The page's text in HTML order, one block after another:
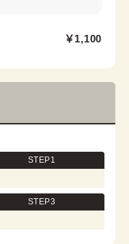
浅草ビル 4階
￥1,100
STEP1
STEP3